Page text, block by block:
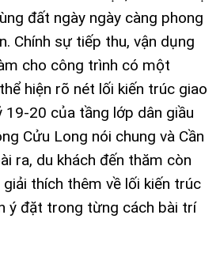
đất ngày ngày càng phong
Chính sự tiếp thu, vận dụng
cho công trình có một
hiện rõ nét lối kiến trúc giao
19-20 của tầng lớp dân giầu
Cửu Long nói chung và Cần
ra, du khách đến thăm còn
thích thêm về lối kiến trúc
ý đặt trong từng cách bài trí